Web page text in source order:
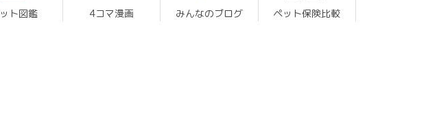
ト図鑑 4コマ漫画 みんなのブログ ペット保険比較